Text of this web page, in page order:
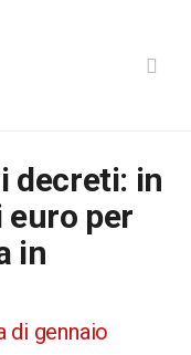
decreti: in
per
in
di gennaio